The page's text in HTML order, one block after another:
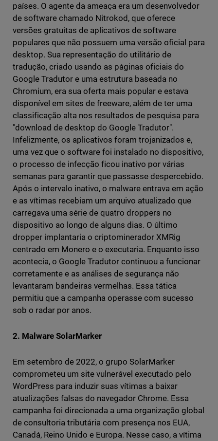
países. O agente da ameaça era um desenvolvedor
de software chamado Nitrokod, que oferece
versões gratuitas de aplicativos de software
populares que não possuem uma versão oficial para
desktop. Sua representação do utilitário de
tradução, criado usando as páginas oficiais do
Google Tradutor e uma estrutura baseada no
Chromium, era sua oferta mais popular e estava
disponível em sites de freeware, além de ter uma
classificação alta nos resultados de pesquisa para
"download de desktop do Google Tradutor".
Infelizmente, os aplicativos foram trojanizados e,
uma vez que o software foi instalado no dispositivo,
o processo de infecção ficou inativo por várias
semanas para garantir que passasse despercebido.
Após o intervalo inativo, o malware entrava em ação
e as vítimas recebiam um arquivo atualizado que
carregava uma série de quatro droppers no
dispositivo ao longo de alguns dias. O último
dropper implantaria o criptominerador XMRig
centrado em Monero e o executaria. Enquanto isso
acontecia, o Google Tradutor continuou a funcionar
corretamente e as análises de segurança não
levantaram bandeiras vermelhas. Essa tática
permitiu que a campanha operasse com sucesso
sob o radar por anos.
2. Malware SolarMarker
Em setembro de 2022, o grupo SolarMarker
comprometeu um site vulnerável executado pelo
WordPress para induzir suas vítimas a baixar
atualizações falsas do navegador Chrome. Essa
campanha foi direcionada a uma organização global
de consultoria tributária com presença nos EUA,
Canadá, Reino Unido e Europa. Nesse caso, a vítima